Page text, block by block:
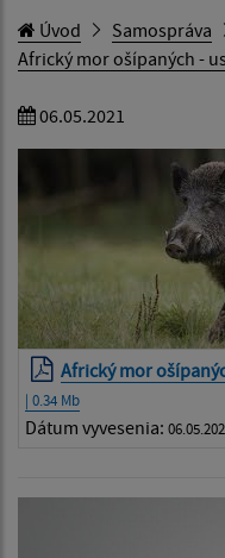
Úvod Samospráva
Africký mor ošípaných -
06.05.2021
Africký mor
| 0.34 Mb
Dátum vyvesenia: